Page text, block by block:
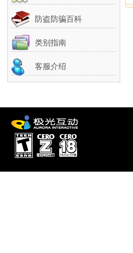
防盗防骗百科
类别指南
客服介绍